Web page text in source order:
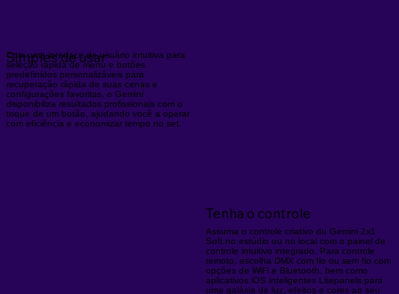
Simples de usar
Com uma interface de usuário intuitiva para
seleção rápida de menu e botões
predefinidos personalizáveis ​​para
recuperação rápida de suas cenas e
configurações favoritas, o Gemini
disponibiliza resultados profissionais com o
toque de um botão, ajudando você a operar
com eficiência e economizar tempo no set.
Tenha o controle
Assuma o controle criativo do Gemini 2x1
Soft no estúdio ou no local com o painel de
controle intuitivo integrado. Para controle
remoto, escolha DMX com fio ou sem fio com
opções de WiFi e Bluetooth, bem como
aplicativos iOS inteligentes Litepanels para
uma galáxia de luz, efeitos e cores ao seu